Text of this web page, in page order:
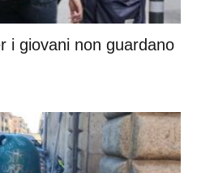
i giovani non guardano